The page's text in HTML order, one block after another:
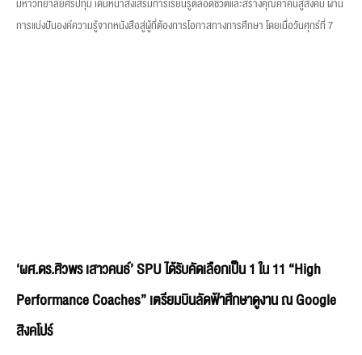
มหาวิทยาลัยศรีปทุม เดินหน้าส่งเสริมการเรียนรู้ตลอดชีวิตและสร้างคุณค่าคืนสู่สังคม ผ่าน
การแบ่งปันองค์ความรู้จากหนังสือสู่ผู้ที่ต้องการโอกาสทางการศึกษา โดยเมื่อวันศุกร์ที่ 7
‘ผศ.ดร.ศิวพร เสาวคนธ์’ SPU ได้รับคัดเลือกเป็น 1 ใน 11 “High
Performance Coaches” เตรียมบินลัดฟ้าศึกษาดูงาน ณ Google
สิงคโปร์